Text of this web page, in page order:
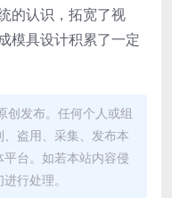
的认识，拓宽了视
模具设计积累了一定
创发布。任何个人或组
盗用、采集、发布本
台。如若本站内容侵
行处理。